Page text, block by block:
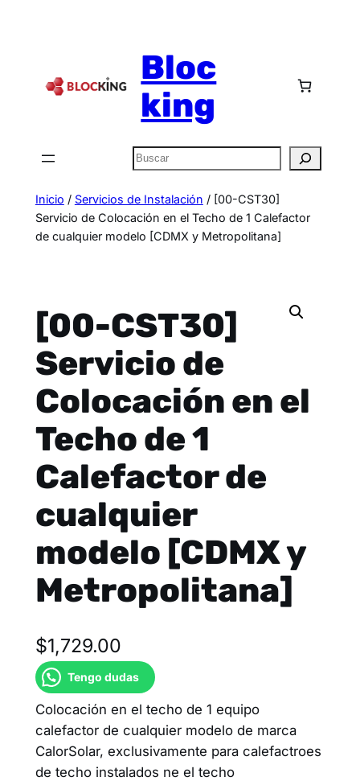
Bloc
king
Inicio / Servicios de Instalación / [00-CST30]
Servicio de Colocación en el Techo de 1 Calefactor
de cualquier modelo [CDMX y Metropolitana]
[00-CST30]
Servicio de
Colocación en el
Techo de 1
Calefactor de
cualquier
modelo [CDMX y
Metropolitana]
$1,729.00
Tengo dudas
Colocación en el techo de 1 equipo
calefactor de cualquier modelo de marca
CalorSolar, exclusivamente para calefactroes
de techo instalados ne el techo